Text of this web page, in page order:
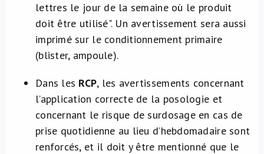
lettres le jour de la semaine où le produit
doit être utilisé". Un avertissement sera aussi
imprimé sur le conditionnement primaire
(blister, ampoule).
Dans les RCP, les avertissements concernant
l’application correcte de la posologie et
concernant le risque de surdosage en cas de
prise quotidienne au lieu d’hebdomadaire sont
renforcés, et il doit y être mentionné que le